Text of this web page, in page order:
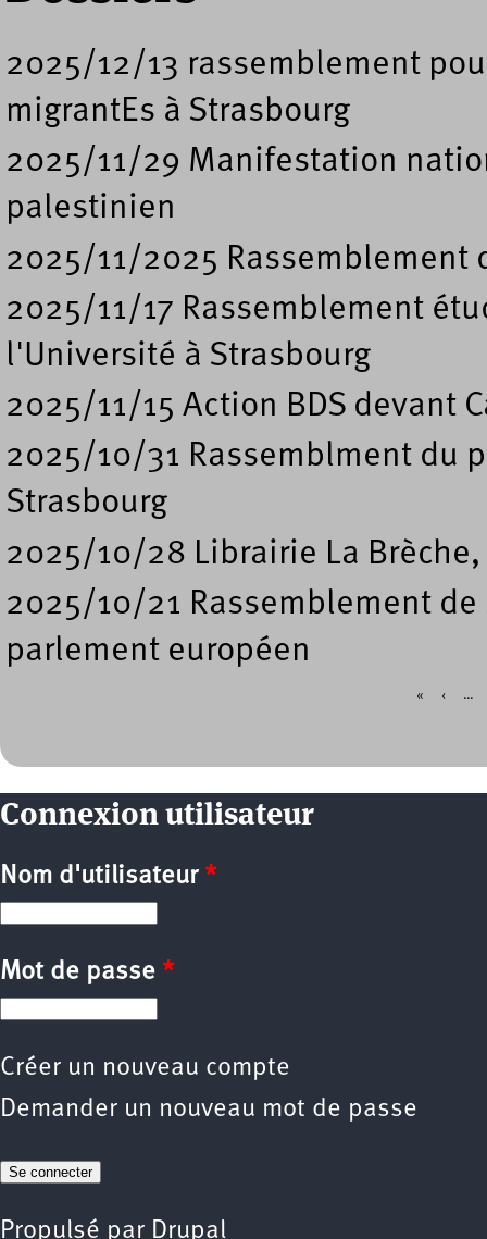
2025/12/13 rassemblement
migrantEs à Strasbourg
2025/11/29 Manifestation
palestinien
2025/11/2025 Rassemblement
2025/11/17 Rassemblement
l'Université à Strasbourg
2025/11/15 Action BDS devant
2025/10/31 Rassemblment du
Strasbourg
2025/10/28 Librairie La Brèche,
2025/10/21 Rassemblement
parlement européen
« ‹ …
Connexion utilisateur
Nom d'utilisateur *
Mot de passe *
Créer un nouveau compte
Demander un nouveau mot de passe
Propulsé par Drupal